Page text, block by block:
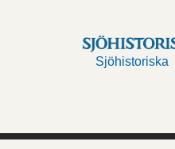
Sjöhistoriska